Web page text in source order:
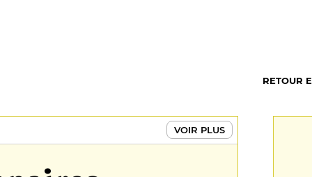
RETOUR
VOIR PLUS